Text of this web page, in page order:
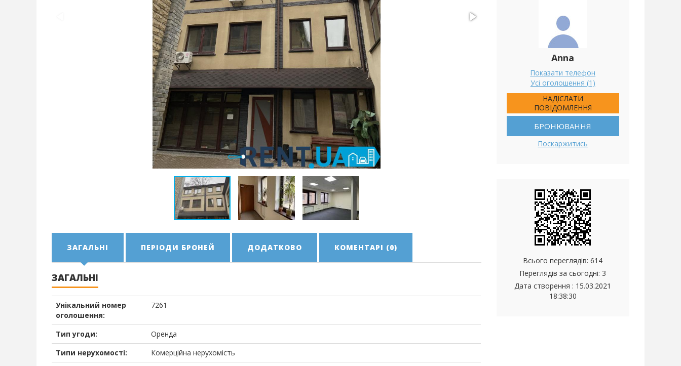
ЗАГАЛЬНІ ПЕРІОДИ БРОНЕЙ ДОДАТКОВО КОМЕНТАРІ (0)
ЗАГАЛЬНІ
Унікальний номер
оголошення:
7261
Тип угоди:
Оренда
Типи нерухомості:
Комерційна нерухомість
Anna
Показати телефон
Усі оголошення (1)
НАДІСЛАТИ
ПОВІДОМЛЕННЯ
БРОНЮВАННЯ
Поскаржитись
Всього переглядів: 614
Переглядів за сьогодні: 3
Дата створення : 15.03.2021
18:38:30